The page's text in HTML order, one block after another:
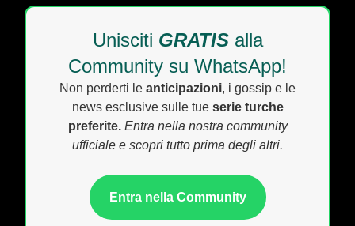
Unisciti GRATISalla
Community su WhatsApp!
Non perderti le anticipazioni, i gossip e le
news esclusive sulle tue serie turche
preferite. Entra nella nostra community
ufficiale e scopri tutto prima degli altri.
Entra nella Community